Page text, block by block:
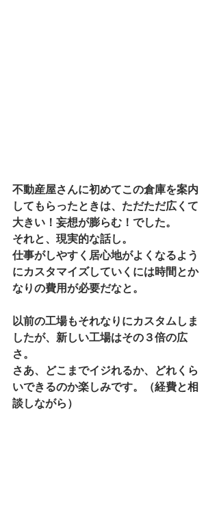
不動産屋さんに初めてこの倉庫を案内
してもらったときは、ただただ広くて
大きい！妄想が膨らむ！でした。
それと、現実的な話し。
仕事がしやすく居心地がよくなるよう
にカスタマイズしていくには時間とか
なりの費用が必要だなと。
以前の工場もそれなりにカスタムしま
したが、新しい工場はその３倍の広
さ。
さあ、どこまでイジれるか、どれくら
いできるのか楽しみです。（経費と相
談しながら）